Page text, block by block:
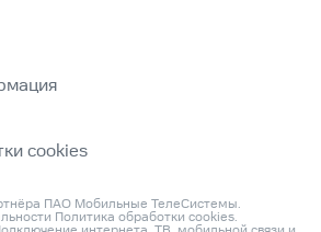
cookies
ПАО Мобильные ТелеСистемы.
Политика обработки cookies.